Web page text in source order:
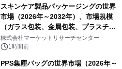
スキンケア製品パッケージングの世界
市場（2026年～2032年）、市場規模
（ガラス包装、金属包装、プラスチッ
ク包装、その他）・分析レポートを発
表
株式会社マーケットリサーチセンター
1時間前
PPS集塵バッグの世界市場（2026年～